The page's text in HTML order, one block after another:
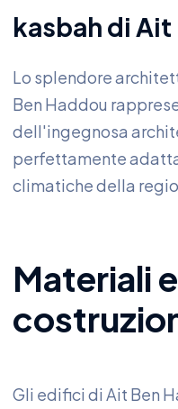
kasbah di Ait
Lo splendore
Ben Haddou
dell'ingegnosa
perfettamente
climatiche della
Materiali
Gli edifici di Ait Ben